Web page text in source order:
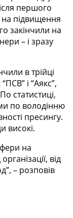
першого
на підвищення
закінчили на
– і зразу
в трійці
і “Аякс”,
статистиці,
по володінню
пресингу.
високі.
на
від
– розповів